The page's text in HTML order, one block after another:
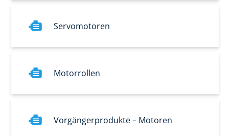
Servomotoren
Motorrollen
Vorgängerprodukte – Motoren